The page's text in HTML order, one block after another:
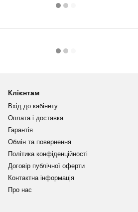
Клієнтам
Вхід до кабінету
Оплата і доставка
Гарантія
Обмін та повернення
Політика конфіденційності
Договір публічної оферти
Контактна інформація
Про нас